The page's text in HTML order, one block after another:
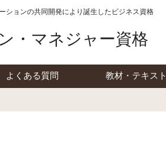
ションの共同開発により誕生したビジネス資格
・マネジャー資格
よくある質問 教材・テキスト